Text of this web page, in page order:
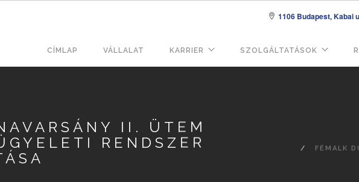
1106 Budapest, Kabai
Fő
navigáció
CÍMLAP VÁLLALAT KARRIER SZOLGÁLTATÁSOK
II. ÜTEM
RENDSZER
FÉMALK